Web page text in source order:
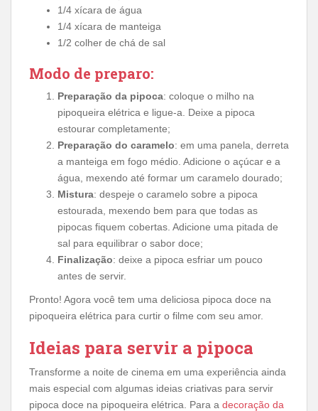
1/4 xícara de água
1/4 xícara de manteiga
1/2 colher de chá de sal
Modo de preparo:
Preparação da pipoca: coloque o milho na
pipoqueira elétrica e ligue-a. Deixe a pipoca
estourar completamente;
Preparação do caramelo: em uma panela, derreta
a manteiga em fogo médio. Adicione o açúcar e a
água, mexendo até formar um caramelo dourado;
Mistura: despeje o caramelo sobre a pipoca
estourada, mexendo bem para que todas as
pipocas fiquem cobertas. Adicione uma pitada de
sal para equilibrar o sabor doce;
Finalização: deixe a pipoca esfriar um pouco
antes de servir.
Pronto! Agora você tem uma deliciosa pipoca doce na
pipoqueira elétrica para curtir o filme com seu amor.
Ideias para servir a pipoca
Transforme a noite de cinema em uma experiência ainda
mais especial com algumas ideias criativas para servir
pipoca doce na pipoqueira elétrica. Para a decoração da